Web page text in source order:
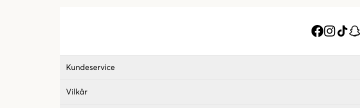
Kundeservice
Vilkår